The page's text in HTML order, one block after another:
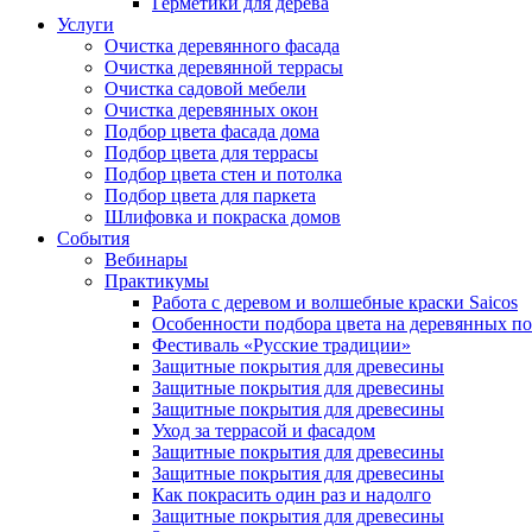
Услуги
Очистка деревянного фасада
Очистка деревянной террасы
Очистка садовой мебели
Очистка деревянных окон
Подбор цвета фасада дома
Подбор цвета для террасы
Подбор цвета стен и потолка
Подбор цвета для паркета
Шлифовка и покраска домов
События
Вебинары
Практикумы
Работа с деревом и волшебные краски Saicos
Особенности подбора цвета на деревянных
Фестиваль «Русские традиции»
Защитные покрытия для древесины
Защитные покрытия для древесины
Защитные покрытия для древесины
Уход за террасой и фасадом
Защитные покрытия для древесины
Защитные покрытия для древесины
Как покрасить один раз и надолго
Защитные покрытия для древесины